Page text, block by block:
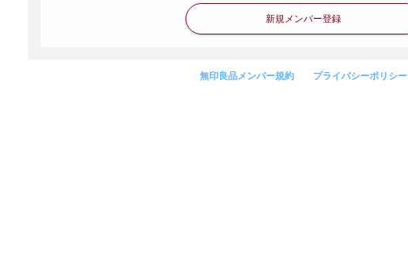
新規メンバー登録
無印良品メンバー規約 プライバシーポリシー